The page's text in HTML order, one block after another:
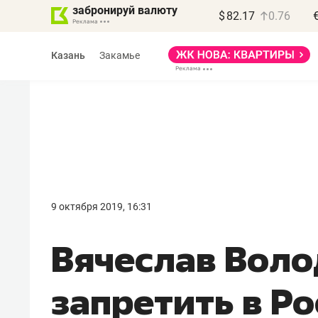
забронируй валюту $ 82.17 0.76
Казань Закамье
9 октября 2019, 16:31
Вячеслав
запретить в